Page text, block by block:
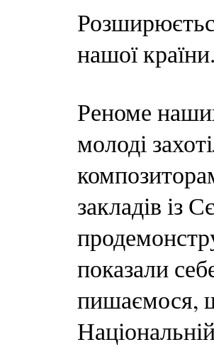
нашої країни.
Реноме
молоді
закладів із
показали
пишаємося,